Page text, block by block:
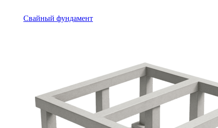
Свайный фундамент